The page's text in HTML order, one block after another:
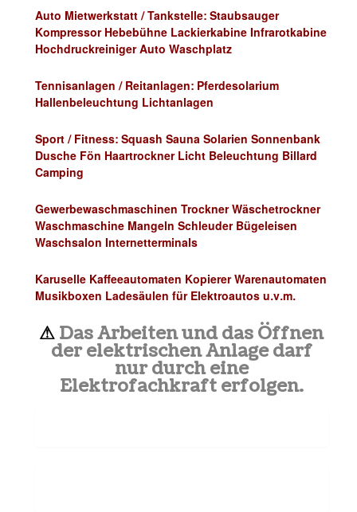
Auto Mietwerkstatt / Tankstelle: Staubsauger
Kompressor Hebebühne Lackierkabine Infrarotkabine
Hochdruckreiniger Auto Waschplatz
Tennisanlagen / Reitanlagen: Pferdesolarium
Hallenbeleuchtung Lichtanlagen
Sport / Fitness: Squash Sauna Solarien Sonnenbank
Dusche Fön Haartrockner Licht Beleuchtung Billard
Camping
Gewerbewaschmaschinen Trockner Wäschetrockner
Waschmaschine Mangeln Schleuder Bügeleisen
Waschsalon Internetterminals
Karuselle Kaffeeautomaten Kopierer Warenautomaten
Musikboxen Ladesäulen für Elektroautos u.v.m.
⚠Das Arbeiten und das Öffnen
derelektrischen Anlage darf
nur durch eine
Elektrofachkraft erfolgen.